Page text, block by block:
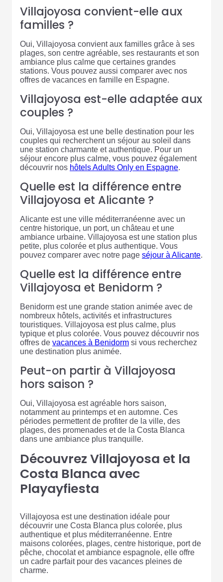
Villajoyosa convient-elle aux
familles ?
Oui, Villajoyosa convient aux familles grâce à ses
plages, son centre agréable, ses restaurants et son
ambiance plus calme que certaines grandes
stations. Vous pouvez aussi comparer avec nos
offres de vacances en famille en Espagne.
Villajoyosa est-elle adaptée aux
couples ?
Oui, Villajoyosa est une belle destination pour les
couples qui recherchent un séjour au soleil dans
une station charmante et authentique. Pour un
séjour encore plus calme, vous pouvez également
découvrir nos hôtels Adults Only en Espagne.
Quelle est la différence entre
Villajoyosa et Alicante ?
Alicante est une ville méditerranéenne avec un
centre historique, un port, un château et une
ambiance urbaine. Villajoyosa est une station plus
petite, plus colorée et plus authentique. Vous
pouvez comparer avec notre page séjour à Alicante.
Quelle est la différence entre
Villajoyosa et Benidorm ?
Benidorm est une grande station animée avec de
nombreux hôtels, activités et infrastructures
touristiques. Villajoyosa est plus calme, plus
typique et plus colorée. Vous pouvez découvrir nos
offres de vacances à Benidorm si vous recherchez
une destination plus animée.
Peut-on partir à Villajoyosa
hors saison ?
Oui, Villajoyosa est agréable hors saison,
notamment au printemps et en automne. Ces
périodes permettent de profiter de la ville, des
plages, des promenades et de la Costa Blanca
dans une ambiance plus tranquille.
Découvrez Villajoyosa et la
Costa Blanca avec
Playayfiesta
Villajoyosa est une destination idéale pour
découvrir une Costa Blanca plus colorée, plus
authentique et plus méditerranéenne. Entre
maisons colorées, plages, centre historique, port de
pêche, chocolat et ambiance espagnole, elle offre
un cadre parfait pour des vacances pleines de
charme.